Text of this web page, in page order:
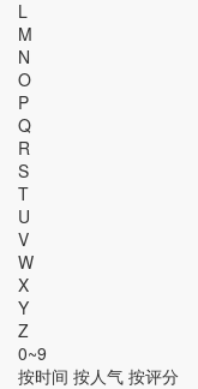
L
M
N
O
P
Q
R
S
T
U
V
W
X
Y
Z
0~9
按时间 按人气 按评分